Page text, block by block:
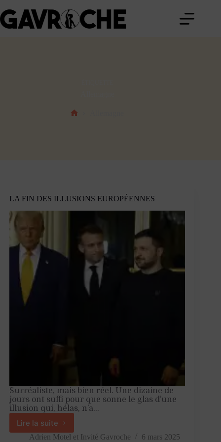
au
contenu
LA FIN DES ILLUSIONS EUROPÉENNES
Surréaliste, mais bien réel. Une dizaine de
jours ont suffi pour que sonne le glas d’une
illusion qui, hélas, n’a…
Lire la suite
La
fin
Adrien Motel et Invité Gavroche 6 mars 2025